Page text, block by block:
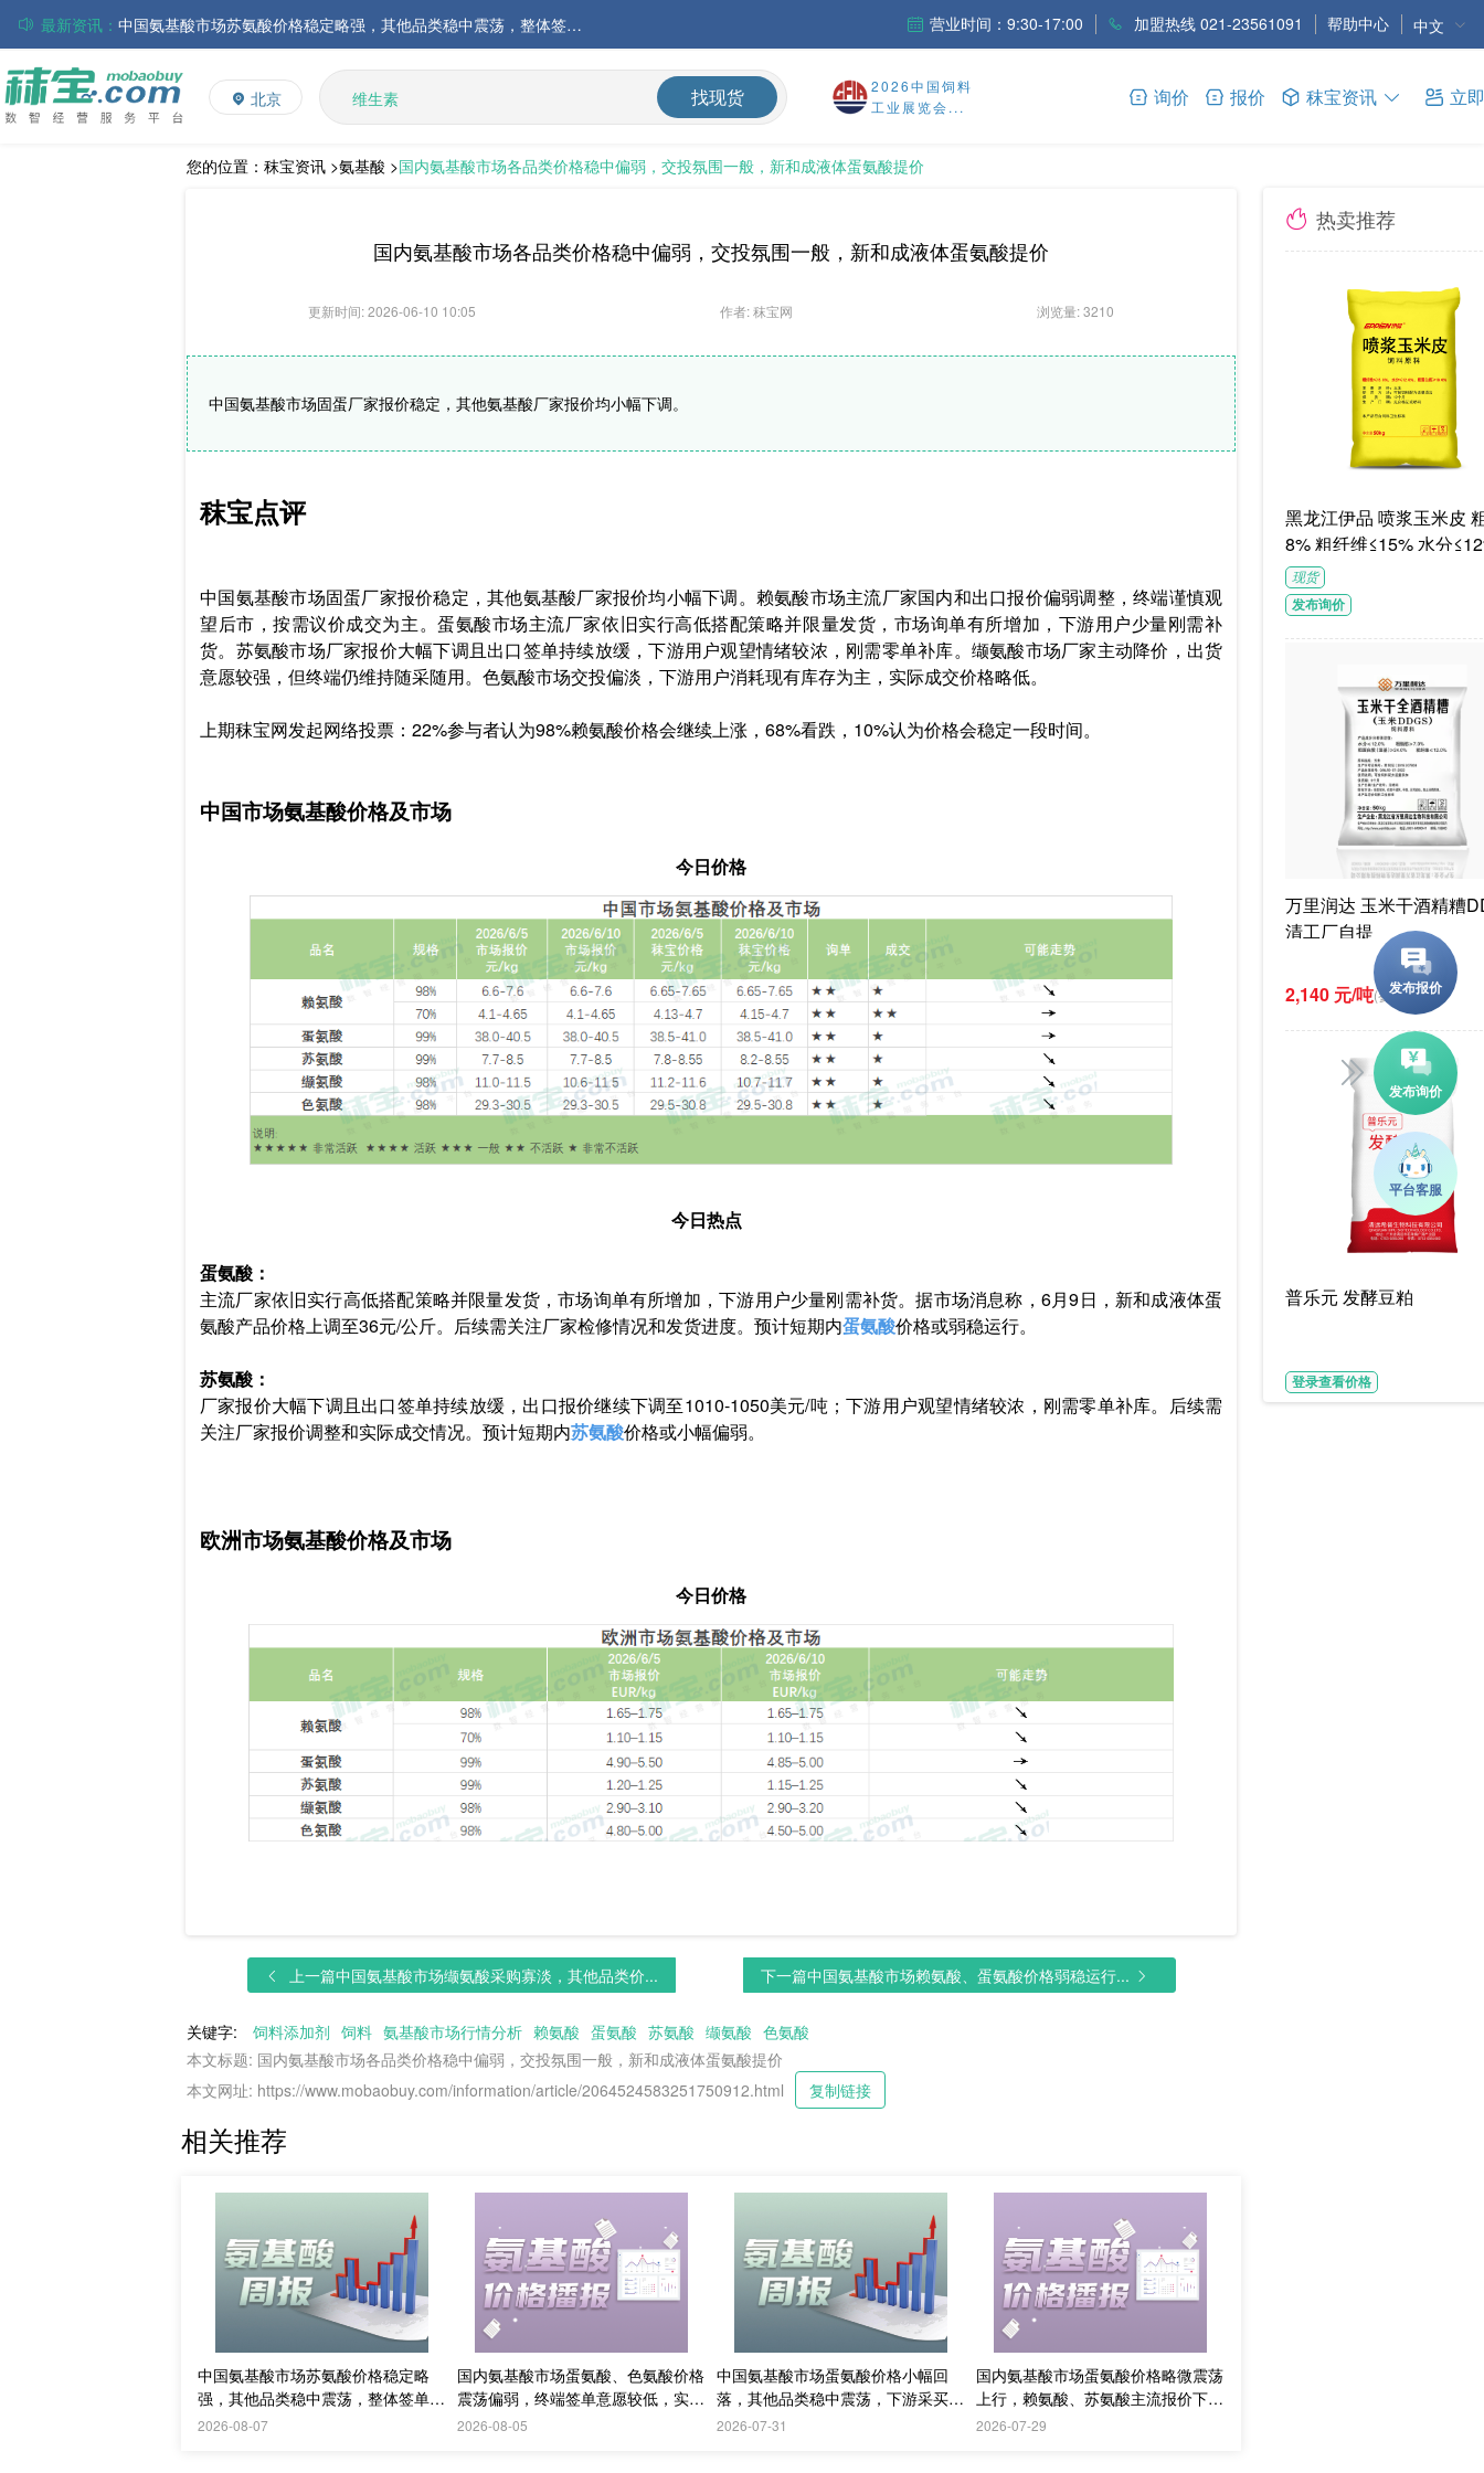
最新资讯：
中国氨基酸市场苏氨酸价格稳定略强，其他品类稳中震荡，整体签单清淡；欧洲物流成本进一步上升
磷酸氢钙市场行情走弱；小苏打和乳清粉市场价格稳定运行
帝斯曼-芬美意发布2026年上半年业绩
巴斯夫集团发布2026年第二季度财务报告
丸红株式会社发布截至2026年6月30日前3个月的合并财务报告
住友化学公布2026财年第一季度业绩
营业时间：9:30-17:00 加盟热线 021-23561091 帮助中心 中文
北京
L-赖氨酸硫酸盐
多矿
维生素
饲料添加剂
找现货
2026中国饲料
工业展览会...
询价 报价 秣宝资讯 立
您的位置： 秣宝资讯 >氨基酸 >国内氨基酸市场各品类价格稳中偏弱，交投氛围一般，新和成液体蛋氨酸提价
国内氨基酸市场各品类价格稳中偏弱，交投氛围一般，新和成液体蛋氨酸提价
更新时间: 2026-06-10 10:05 作者: 秣宝网 浏览量: 3210
中国氨基酸市场固蛋厂家报价稳定，其他氨基酸厂家报价均小幅下调。
秣宝点评
中国氨基酸市场固蛋厂家报价稳定，其他氨基酸厂家报价均小幅下调。赖氨酸市场主流厂家国内和出口报价偏弱调整，终端谨慎观
望后市，按需议价成交为主。蛋氨酸市场主流厂家依旧实行高低搭配策略并限量发货，市场询单有所增加，下游用户少量刚需补
货。苏氨酸市场厂家报价大幅下调且出口签单持续放缓，下游用户观望情绪较浓，刚需零单补库。缬氨酸市场厂家主动降价，出货
意愿较强，但终端仍维持随采随用。色氨酸市场交投偏淡，下游用户消耗现有库存为主，实际成交价格略低。
上期秣宝网发起网络投票：22%参与者认为98%赖氨酸价格会继续上涨，68%看跌，10%认为价格会稳定一段时间。
中国市场氨基酸价格及市场
今日价格
今日热点
蛋氨酸：
主流厂家依旧实行高低搭配策略并限量发货，市场询单有所增加，下游用户少量刚需补货。据市场消息称，6月9日，新和成液体蛋
氨酸产品价格上调至36元/公斤。后续需关注厂家检修情况和发货进度。预计短期内蛋氨酸价格或弱稳运行。
苏氨酸：
厂家报价大幅下调且出口签单持续放缓，出口报价继续下调至1010-1050美元/吨；下游用户观望情绪较浓，刚需零单补库。后续需
关注厂家报价调整和实际成交情况。预计短期内苏氨酸价格或小幅偏弱。
欧洲市场氨基酸价格及市场
今日价格
上一篇中国氨基酸市场缬氨酸采购寡淡，其他品类价... 下一篇中国氨基酸市场赖氨酸、蛋氨酸价格弱稳运行...
关键字: 饲料添加剂 饲料 氨基酸市场行情分析 赖氨酸 蛋氨酸 苏氨酸 缬氨酸 色氨酸
本文标题: 国内氨基酸市场各品类价格稳中偏弱，交投氛围一般，新和成液体蛋氨酸提价
本文网址: https://www.mobaobuy.com/information/article/2064524583251750912.html
复制链接
相关推荐
中国氨基酸市场苏氨酸价格稳定略
强，其他品类稳中震荡，整体签单清
淡；欧洲物流成本进一步上升
2026-08-07
国内氨基酸市场蛋氨酸、色氨酸价格
震荡偏弱，终端签单意愿较低，实单
议价成交
2026-08-05
中国氨基酸市场蛋氨酸价格小幅回
落，其他品类稳中震荡，下游采买需
求持续偏弱；欧洲采购情绪更加谨慎
2026-07-31
国内氨基酸市场蛋氨酸价格略微震荡
上行，赖氨酸、苏氨酸主流报价下
调，实际购销偏淡
2026-07-29
热卖推荐
黑龙江伊品 喷浆玉米皮 粗蛋白≥1
8% 粗纤维≤15% 水分
G/袋饲料级褐色或浅褐
体
现货
发布询价
万里润达 玉米干酒精糟
清工厂自提
2,140 元/吨(参考价)
普乐元 发酵豆粕
登录查看价格